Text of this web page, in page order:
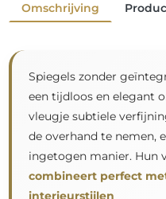
Omschrijving
Spiegels zonder
een tijdloos en elegant
vleugje subtiele
de overhand te nemen,
ingetogen manier. Hun
combineert perfect
interieurstijlen